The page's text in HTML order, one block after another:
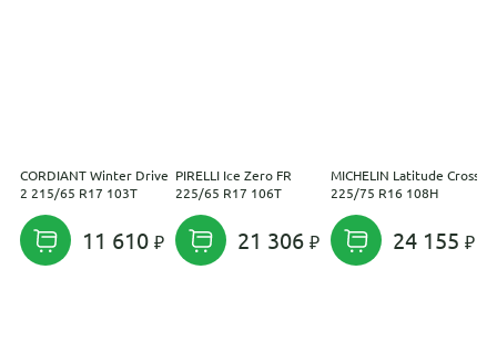
CORDIANT Winter Drive
2 215/65 R17 103T
11 610
PIRELLI Ice Zero FR
225/65 R17 106T
21 306
MICHELIN Latitude Cross
225/75 R16 108H
24 155